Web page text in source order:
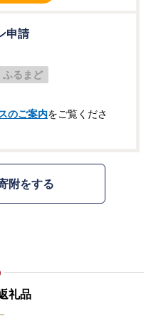
申請
ふるまど
のご案内をご覧くださ
附をする
礼品